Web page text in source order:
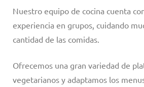
Nuestro equipo de cocina cuenta
experiencia en grupos, cuidando
cantidad de las comidas.
Ofrecemos una gran variedad de
vegetarianos y adaptamos los